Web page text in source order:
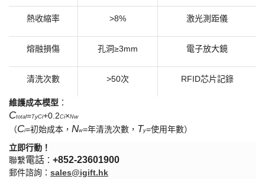
熱收縮率 >8% 激光測距儀
熔融損傷 孔洞≥3mm 電子放大鏡
清洗次數 >50次 RFID芯片記錄
​維護成本模型​ ​：
Ctotal=TyCi+0.2Ci×Nw
（Ci=初始成本， Nw=年清洗次數， Ty=使用年數）
立即行動！
聯繫電話 ： +852-23601900
郵件諮詢： sales@igift.hk